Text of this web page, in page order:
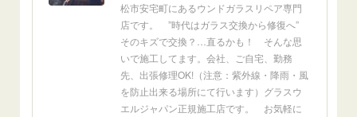
松市安宅町にあるウンドガラスリペア専門
店です。 ”時代はガラス交換から修復へ”
そのキズで交換？…直るかも！ そんな思
いで施工してます。会社、ご自宅、勤務
先、出張修理OK!（注意：紫外線・降雨・風
を防止出来る場所にて行います）グラスウ
エルジャパン正規施工店です。 お気軽に